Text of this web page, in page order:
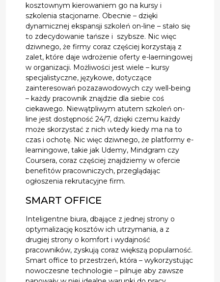
kosztownym kierowaniem go na kursy i
szkolenia stacjonarne. Obecnie – dzięki
dynamicznej ekspansji szkoleń on-line – stało się
to zdecydowanie tańsze i szybsze. Nic więc
dziwnego, że firmy coraz częściej korzystają z
zalet, które daje wdrożenie oferty e-laerningowej
w organizacji. Możliwości jest wiele – kursy
specjalistyczne, językowe, dotyczące
zainteresowań pozazawodowych czy well-being
– każdy pracownik znajdzie dla siebie coś
ciekawego. Niewątpliwym atutem szkoleń on-
line jest dostępność 24/7, dzięki czemu każdy
może skorzystać z nich wtedy kiedy ma na to
czas i ochotę. Nic więc dziwnego, że platformy e-
learningowe, takie jak Udemy, Mindgram czy
Coursera, coraz częściej znajdziemy w ofercie
benefitów pracowniczych, przeglądając
ogłoszenia rekrutacyjne firm.
SMART OFFICE
Inteligentne biura, dbające z jednej strony o
optymalizację kosztów ich utrzymania, a z
drugiej strony o komfort i wydajność
pracowników, zyskują coraz większą popularność.
Smart office to przestrzeń, która – wykorzystując
nowoczesne technologie – pilnuje aby zawsze